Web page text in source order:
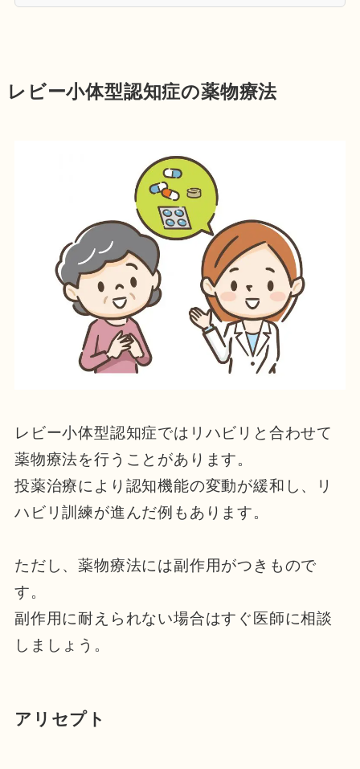
レビー小体型認知症の薬物療法
レビー小体型認知症ではリハビリと合わせて
薬物療法を行うことがあります。
投薬治療により認知機能の変動が緩和し、リ
ハビリ訓練が進んだ例もあります。
ただし、薬物療法には副作用がつきもので
す。
副作用に耐えられない場合はすぐ医師に相談
しましょう。
アリセプト